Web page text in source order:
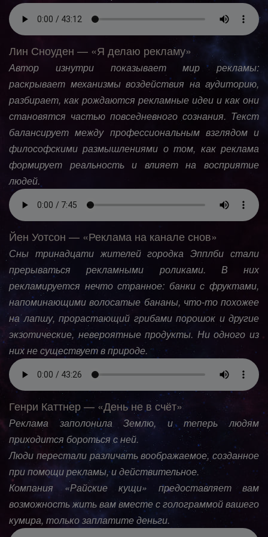
Лин Сноуден — «Я делаю рекламу»
Автор изнутри показывает мир рекламы:
раскрывает механизмы воздействия на аудиторию,
разбирает, как рождаются рекламные идеи и как они
становятся частью повседневного сознания. Текст
балансирует между профессиональным взглядом и
философскими размышлениями о том, как реклама
формирует реальность и влияет на восприятие
людей.
Йен Уотсон — «Реклама на канале снов»
Сны тринадцати жителей городка Эпплби стали
прерываться рекламными роликами. В них
рекламируется нечто странное: банки с фруктами,
напоминающими волосатые бананы, что-то похожее
на лапшу, прорастающий грибами порошок и другие
экзотические, невероятные продукты. Ни одного из
них не существует в природе.
Генри Каттнер — «День не в счёт»
Реклама заполонила Землю, и теперь людям
приходится бороться с ней.
Люди перестали различать воображаемое, созданное
при помощи рекламы, и действительное.
Компания «Райские кущи» предоставляет вам
возможность жить вам вместе с голограммой вашего
кумира, только заплатите деньги.